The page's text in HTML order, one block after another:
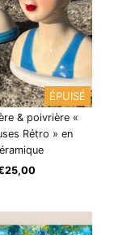
ÉPUISÉ
& poivrière «
Rétro » en
Prix